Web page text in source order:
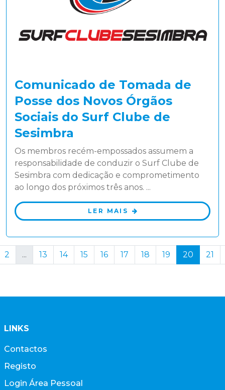
Comunicado de Tomada de
Posse dos Novos Órgãos
Sociais do Surf Clube de
Sesimbra
Os membros recém-empossados assumem a
responsabilidade de conduzir o Surf Clube de
Sesimbra com dedicação e comprometimento
ao longo dos próximos três anos. ...
LER MAIS
2 ... 13 14 15 16 17 18 19 20 21
LINKS
Contactos
Registo
Login Área Pessoal